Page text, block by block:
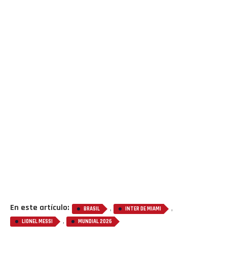
En este artículo: BRASIL , INTER DE MIAMI ,
LIONEL MESSI , MUNDIAL 2026
Reddit
Pinterest